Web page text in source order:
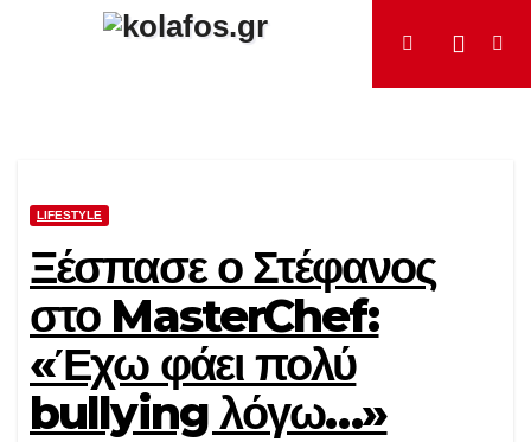
LIFESTYLE
Ξέσπασε ο Στέφανος
στο MasterChef:
«Έχω φάει πολύ
bullying λόγω…»